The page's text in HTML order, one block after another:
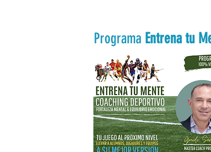
Programa Entrena tu